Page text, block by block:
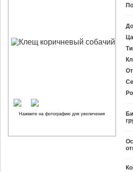
Нажмите на фотографию для увеличения